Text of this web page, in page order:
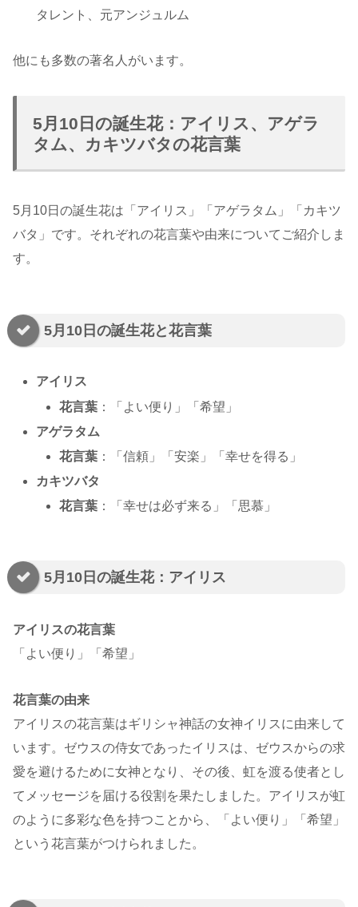
タレント、元アンジュルム
他にも多数の著名人がいます。
5月10日の誕生花：アイリス、アゲラ
タム、カキツバタの花言葉
5月10日の誕生花は「アイリス」「アゲラタム」「カキツ
バタ」です。それぞれの花言葉や由来についてご紹介しま
す。
5月10日の誕生花と花言葉
アイリス
花言葉 ：「よい便り」「希望」
アゲラタム
花言葉 ：「信頼」「安楽」「幸せを得る」
カキツバタ
花言葉 ：「幸せは必ず来る」「思慕」
5月10日の誕生花：アイリス
アイリスの花言葉
「よい便り」「希望」
花言葉の由来
アイリスの花言葉はギリシャ神話の女神イリスに由来して
います。ゼウスの侍女であったイリスは、ゼウスからの求
愛を避けるために女神となり、その後、虹を渡る使者とし
てメッセージを届ける役割を果たしました。アイリスが虹
のように多彩な色を持つことから、「よい便り」「希望」
という花言葉がつけられました。